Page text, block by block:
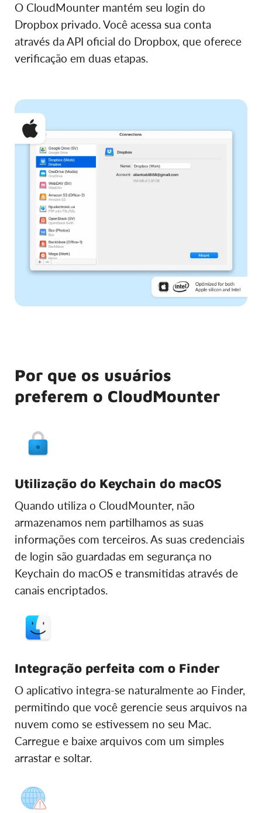
O CloudMounter mantém seu login do
Dropbox privado. Você acessa sua conta
através da API oficial do Dropbox, que oferece
verificação em duas etapas.
Por que os usuários
preferem o CloudMounter
Utilização do Keychain do macOS
Quando utiliza o CloudMounter, não
armazenamos nem partilhamos as suas
informações com terceiros. As suas credenciais
de login são guardadas em segurança no
Keychain do macOS e transmitidas através de
canais encriptados.
Integração perfeita com o Finder
O aplicativo integra-se naturalmente ao Finder,
permitindo que você gerencie seus arquivos na
nuvem como se estivessem no seu Mac.
Carregue e baixe arquivos com um simples
arrastar e soltar.